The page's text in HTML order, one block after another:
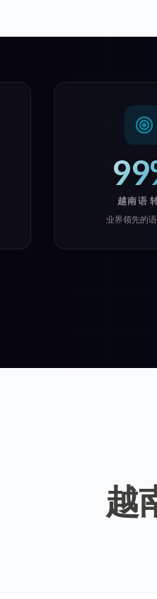
越南语
业界领先的
越